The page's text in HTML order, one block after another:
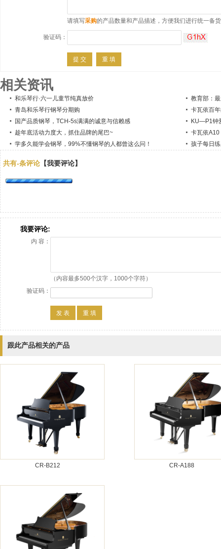
请填写采购的产品数量和产品描述，方便我们进行统一备
验证码：
相关资讯
和乐琴行·六一儿童节纯真放价
青岛和乐琴行钢琴分期购
卡瓦依百
国产品质钢琴，TCH-5s满满的诚意与信赖感
KU—P1钟
趁年底活动力度大，抓住品牌的尾巴~
卡瓦依A10
学多久能学会钢琴，99%不懂钢琴的人都曾这么问！
孩子每日
共有-条评论 【我要评论】
我要评论:
内 容：
（内容最多500个汉字，1000个字符）
验证码：
跟此产品相关的产品
CR-B212 CR-A188